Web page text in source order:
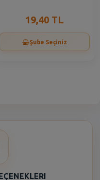
19,40 TL
Şube Seçiniz